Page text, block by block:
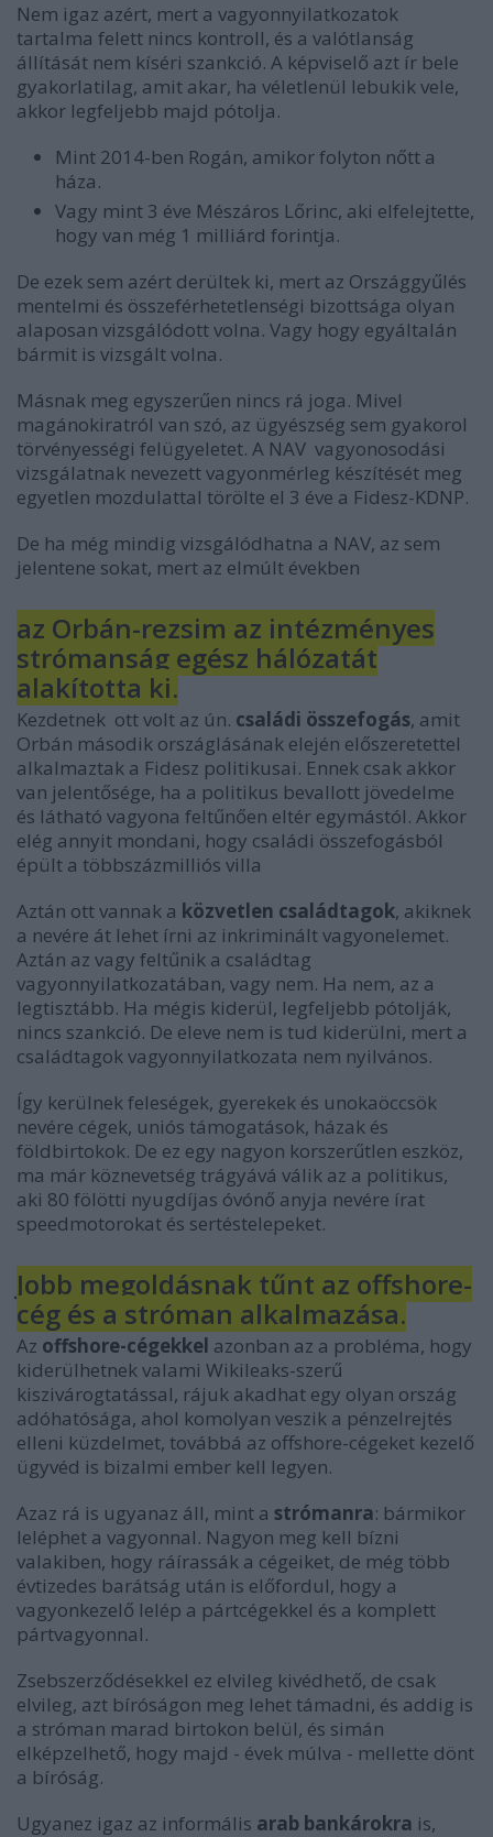
Nem igaz azért, mert a vagyonnyilatkozatok
tartalma felett nincs kontroll, és a valótlanság
állítását nem kíséri szankció. A képviselő azt ír bele
gyakorlatilag, amit akar, ha véletlenül lebukik vele,
akkor legfeljebb majd pótolja.
Mint 2014-ben Rogán, amikor folyton nőtt a
háza.
Vagy mint 3 éve Mészáros Lőrinc, aki elfelejtette,
hogy van még 1 milliárd forintja.
De ezek sem azért derültek ki, mert az Országgyűlés
mentelmi és összeférhetetlenségi bizottsága olyan
alaposan vizsgálódott volna. Vagy hogy egyáltalán
bármit is vizsgált volna.
Másnak meg egyszerűen nincs rá joga. Mivel
magánokiratról van szó, az ügyészség sem gyakorol
törvényességi felügyeletet. A NAV vagyonosodási
vizsgálatnak nevezett vagyonmérleg készítését meg
egyetlen mozdulattal törölte el 3 éve a Fidesz-KDNP.
De ha még mindig vizsgálódhatna a NAV, az sem
jelentene sokat, mert az elmúlt években
az Orbán-rezsim az intézményes
strómanság egész hálózatát
alakította ki.
Kezdetnek ott volt az ún. családi összefogás, amit
Orbán második országlásának elején előszeretettel
alkalmaztak a Fidesz politikusai. Ennek csak akkor
van jelentősége, ha a politikus bevallott jövedelme
és látható vagyona feltűnően eltér egymástól. Akkor
elég annyit mondani, hogy családi összefogásból
épült a többszázmilliós villa
Aztán ott vannak a közvetlen családtagok, akiknek
a nevére át lehet írni az inkriminált vagyonelemet.
Aztán az vagy feltűnik a családtag
vagyonnyilatkozatában, vagy nem. Ha nem, az a
legtisztább. Ha mégis kiderül, legfeljebb pótolják,
nincs szankció. De eleve nem is tud kiderülni, mert a
családtagok vagyonnyilatkozata nem nyilvános.
Így kerülnek feleségek, gyerekek és unokaöccsök
nevére cégek, uniós támogatások, házak és
földbirtokok. De ez egy nagyon korszerűtlen eszköz,
ma már köznevetség trágyává válik az a politikus,
aki 80 fölötti nyugdíjas óvónő anyja nevére írat
speedmotorokat és sertéstelepeket.
Jobb megoldásnak tűnt az offshore-
cég és a stróman alkalmazása.
Az offshore-cégekkel azonban az a probléma, hogy
kiderülhetnek valami Wikileaks-szerű
kiszivárogtatással, rájuk akadhat egy olyan ország
adóhatósága, ahol komolyan veszik a pénzelrejtés
elleni küzdelmet, továbbá az offshore-cégeket kezelő
ügyvéd is bizalmi ember kell legyen.
Azaz rá is ugyanaz áll, mint a strómanra: bármikor
leléphet a vagyonnal. Nagyon meg kell bízni
valakiben, hogy ráírassák a cégeiket, de még több
évtizedes barátság után is előfordul, hogy a
vagyonkezelő lelép a pártcégekkel és a komplett
pártvagyonnal.
Zsebszerződésekkel ez elvileg kivédhető, de csak
elvileg, azt bíróságon meg lehet támadni, és addig is
a stróman marad birtokon belül, és simán
elképzelhető, hogy majd - évek múlva - mellette dönt
a bíróság.
Ugyanez igaz az informális arab bankárokra is,